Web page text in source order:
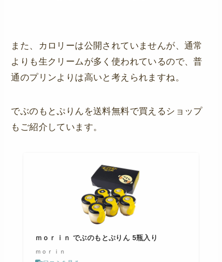
また、カロリーは公開されていませんが、通常
よりも生クリームが多く使われているので、普
通のプリンよりは高いと考えられますね。
でぶのもとぷりんを送料無料で買えるショップ
もご紹介しています。
ｍｏｒｉｎ でぶのもとぷりん 5瓶入り
ｍｏｒｉｎ